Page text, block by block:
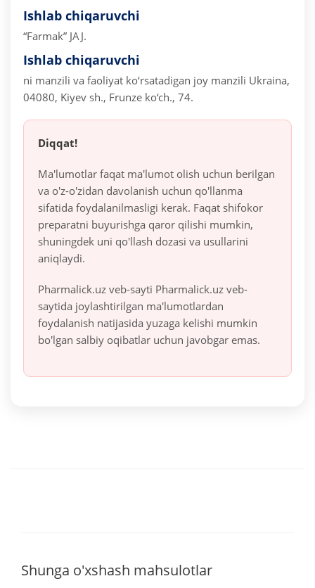
Ishlab chiqaruvchi
“Farmak” JAJ.
Ishlab chiqaruvchi
ni manzili va faoliyat ko‘rsatadigan joy manzili Ukraina,
04080, Kiyev sh., Frunze ko‘ch., 74.
Diqqat!
Ma'lumotlar faqat ma'lumot olish uchun berilgan
va o'z-o'zidan davolanish uchun qo'llanma
sifatida foydalanilmasligi kerak. Faqat shifokor
preparatni buyurishga qaror qilishi mumkin,
shuningdek uni qo'llash dozasi va usullarini
aniqlaydi.
Pharmalick.uz veb-sayti Pharmalick.uz veb-
saytida joylashtirilgan ma'lumotlardan
foydalanish natijasida yuzaga kelishi mumkin
bo'lgan salbiy oqibatlar uchun javobgar emas.
Shunga o'xshash mahsulotlar